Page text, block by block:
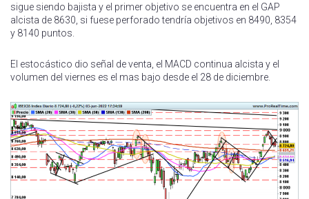
sigue siendo bajista y el primer objetivo se encuentra en el GAP
alcista de 8630, si fuese perforado tendría objetivos en 8490, 8354
y 8140 puntos.
El estocástico dio señal de venta, el MACD continua alcista y el
volumen del viernes es el mas bajo desde el 28 de diciembre.